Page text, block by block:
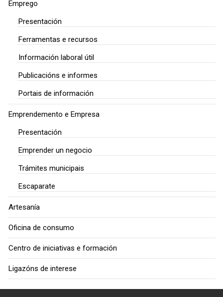
Emprego
Presentación
Ferramentas e recursos
Información laboral útil
Publicacións e informes
Portais de información
Emprendemento e Empresa
Presentación
Emprender un negocio
Trámites municipais
Escaparate
Artesanía
Oficina de consumo
Centro de iniciativas e formación
Ligazóns de interese